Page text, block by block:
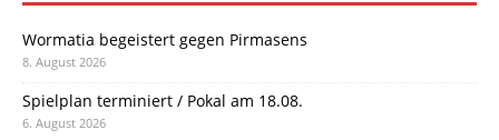
Wormatia begeistert gegen Pirmasens
8. August 2026
Spielplan terminiert / Pokal am 18.08.
6. August 2026